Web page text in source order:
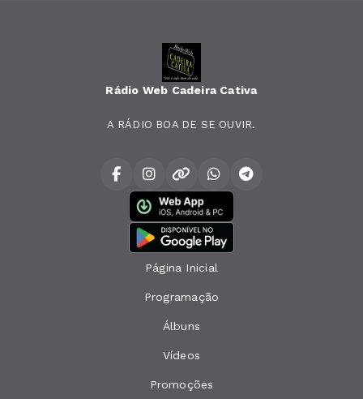
Rádio Web Cadeira Cativa
A RÁDIO BOA DE SE OUVIR.
Página Inicial
Programação
Álbuns
Vídeos
Promoções